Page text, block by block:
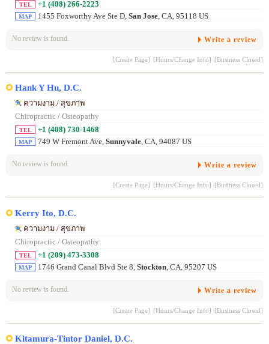
TEL +1 (408) 266-2223
MAP 1455 Foxworthy Ave Ste D, San Jose , CA, 95118 US
No review is found. Write a review
[Create Page] [Hours/Change Info] [Business Closed]
Hank Y Hu, D.C.
ความงาม / สุขภาพ
Chiropractic / Osteopathy
TEL +1 (408) 730-1468
MAP 749 W Fremont Ave, Sunnyvale , CA, 94087 US
No review is found. Write a review
[Create Page] [Hours/Change Info] [Business Closed]
Kerry Ito, D.C.
ความงาม / สุขภาพ
Chiropractic / Osteopathy
TEL +1 (209) 473-3308
MAP 1746 Grand Canal Blvd Ste 8, Stockton , CA, 95207 US
No review is found. Write a review
[Create Page] [Hours/Change Info] [Business Closed]
Kitamura-Tintor Daniel, D.C.